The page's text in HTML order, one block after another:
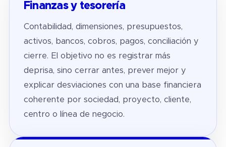
Finanzas y tesorería
Contabilidad, dimensiones, presupuestos,
activos, bancos, cobros, pagos, conciliación y
cierre. El objetivo no es registrar más
deprisa, sino cerrar antes, prever mejor y
explicar desviaciones con una base financiera
coherente por sociedad, proyecto, cliente,
centro o línea de negocio.